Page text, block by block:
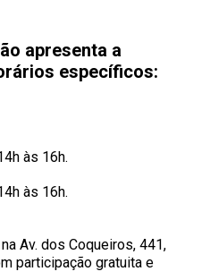
apresenta a
específicos:
às 16h.
às 16h.
Av. dos Coqueiros, 441,
participação gratuita e